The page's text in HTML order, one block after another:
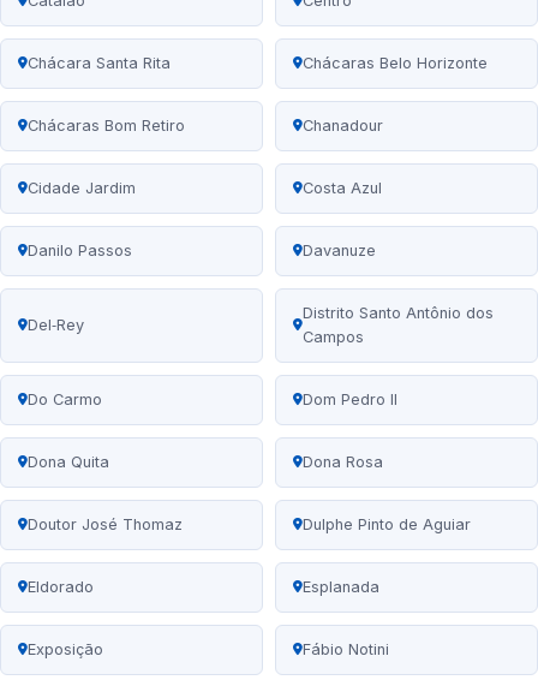
Chácara Santa Rita Chácaras Belo Horizonte
Chácaras Bom Retiro Chanadour
Cidade Jardim Costa Azul
Danilo Passos Davanuze
Del‑Rey
Distrito Santo Antônio dos
Campos
Do Carmo Dom Pedro II
Dona Quita Dona Rosa
Doutor José Thomaz Dulphe Pinto de Aguiar
Eldorado Esplanada
Exposição Fábio Notini